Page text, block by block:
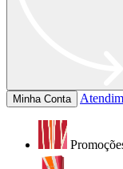
Minha Conta